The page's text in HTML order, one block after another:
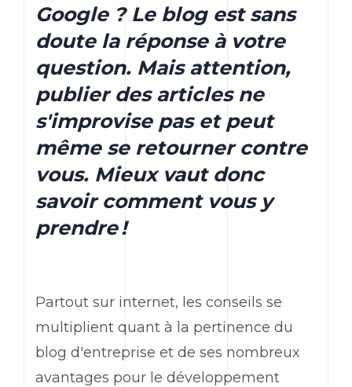
Google ? Le blog est sans
doute la réponse à votre
question. Mais attention,
publier des articles ne
s'improvise pas et peut
même se retourner contre
vous. Mieux vaut donc
savoir comment vous y
prendre !
Partout sur internet, les conseils se
multiplient quant à la pertinence du
blog d'entreprise et de ses nombreux
avantages pour le développement